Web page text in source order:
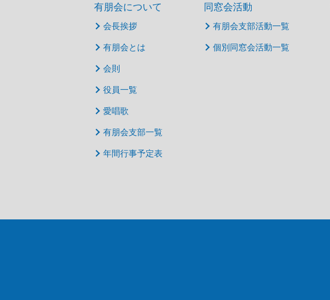
有朋会について
会長挨拶
有朋会とは
会則
役員一覧
愛唱歌
有朋会支部一覧
年間行事予定表
同窓会活動
有朋会支部活動一覧
個別同窓会活動一覧